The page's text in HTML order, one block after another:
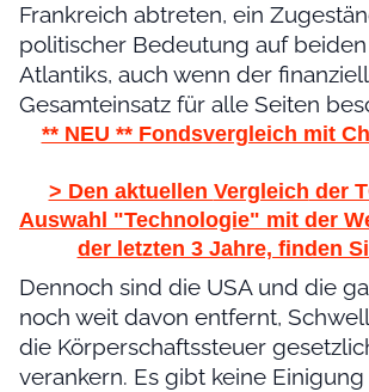
Frankreich abtreten, ein
politischer Bedeutung auf
Atlantiks, auch wenn der
Gesamteinsatz für alle Seiten
** NEU ** Fondsvergleich mit
> Den aktuellen Vergleich der
Auswahl "Technologie" mit der
der letzten 3 Jahre, finden
Dennoch sind die USA und die
noch weit davon entfernt,
die Körperschaftssteuer
verankern. Es gibt keine